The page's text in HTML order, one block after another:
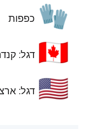
🧤 כפפות
🇨🇦 דגל:
🇺🇸 דגל: